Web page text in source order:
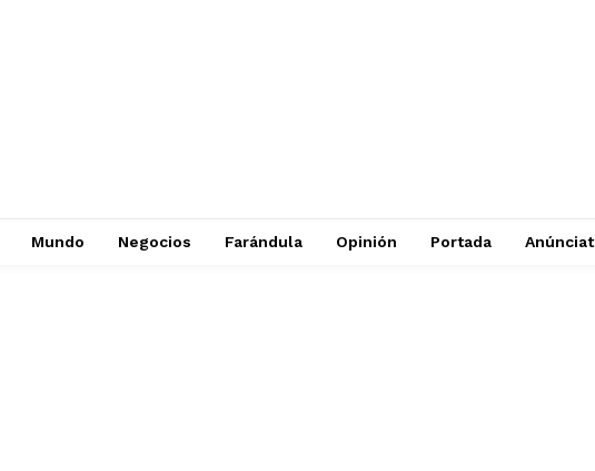
Mundo Negocios Farándula Opinión Portada